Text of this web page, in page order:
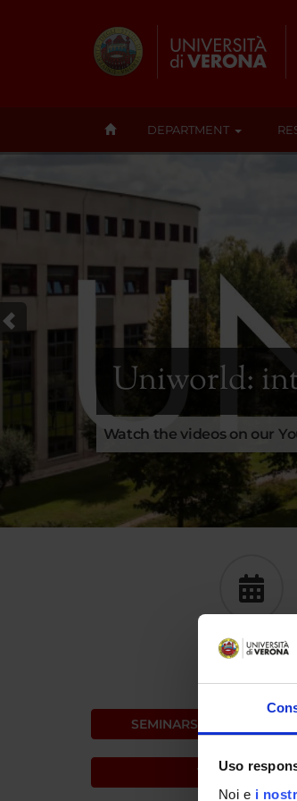
Uso
Noi e i
DEPARTMENT
Uniworld:
Watch the videos on our
CALENDAR
SEMINARS
TODAY'S